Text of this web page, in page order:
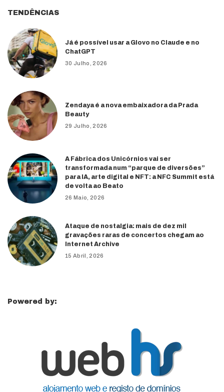
TENDÊNCIAS
Já é possível usar a Glovo no Claude e no
ChatGPT
30 Julho, 2026
Zendaya é a nova embaixadora da Prada
Beauty
29 Julho, 2026
A Fábrica dos Unicórnios vai ser
transformada num “parque de diversões”
para IA, arte digital e NFT: a NFC Summit está
de volta ao Beato
26 Maio, 2026
Ataque de nostalgia: mais de dez mil
gravações raras de concertos chegam ao
Internet Archive
15 Abril, 2026
Powered by: